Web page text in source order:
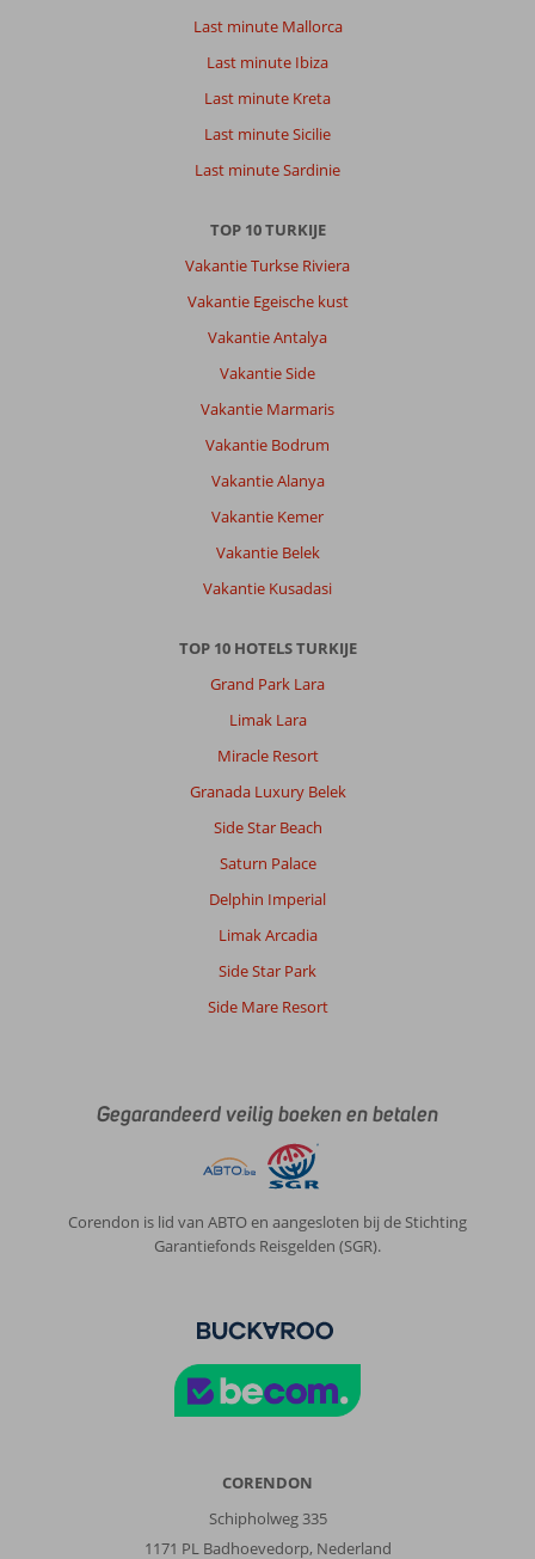
Last minute Mallorca
Last minute Ibiza
Last minute Kreta
Last minute Sicilie
Last minute Sardinie
TOP 10 TURKIJE
Vakantie Turkse Riviera
Vakantie Egeische kust
Vakantie Antalya
Vakantie Side
Vakantie Marmaris
Vakantie Bodrum
Vakantie Alanya
Vakantie Kemer
Vakantie Belek
Vakantie Kusadasi
TOP 10 HOTELS TURKIJE
Grand Park Lara
Limak Lara
Miracle Resort
Granada Luxury Belek
Side Star Beach
Saturn Palace
Delphin Imperial
Limak Arcadia
Side Star Park
Side Mare Resort
Gegarandeerd veilig boeken en betalen
Corendon is lid van ABTO en aangesloten bij de Stichting
Garantiefonds Reisgelden (SGR).
CORENDON
Schipholweg 335
1171 PL Badhoevedorp, Nederland